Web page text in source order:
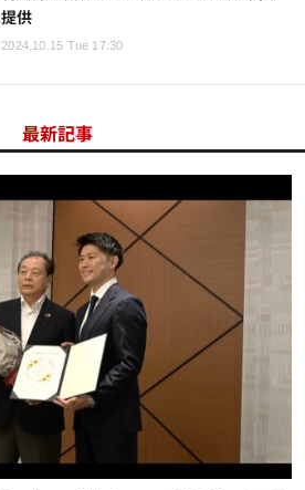
提供
2024.10.15 Tue 17:30
最新記事